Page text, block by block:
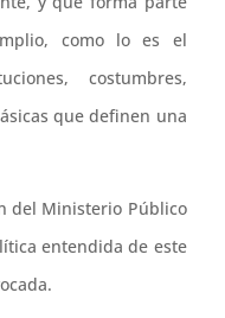
como lo es el
costumbres,
que definen una
del Ministerio Público
entendida de este